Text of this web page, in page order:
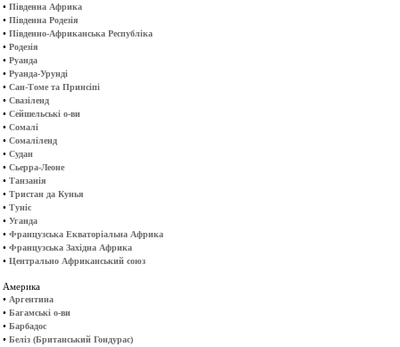
• Південна Африка
• Південна Родезія
• Південно-Африканська Республіка
• Родезія
• Руанда
• Руанда-Урунді
• Сан-Томе та Принсіпі
• Свазіленд
• Сейшельські о-ви
• Сомалі
• Сомаліленд
• Судан
• Сьерра-Леоне
• Танзанія
• Тристан да Кунья
• Туніс
• Уганда
• Французська Екваторіальна Африка
• Французська Західна Африка
• Центрально Африканський союз
Америка
• Аргентина
• Багамські о-ви
• Барбадос
• Беліз (Британський Гондурас)